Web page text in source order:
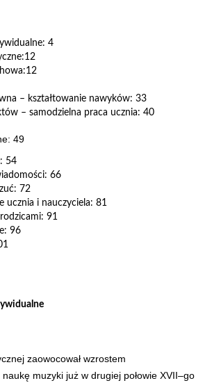
4
– kształtowanie nawyków: 33
– samodzielna praca ucznia: 40
49
54
66
72
ucznia i nauczyciela: 81
91
96
zaowocował wzrostem
muzyki już w drugiej połowie XVII–go